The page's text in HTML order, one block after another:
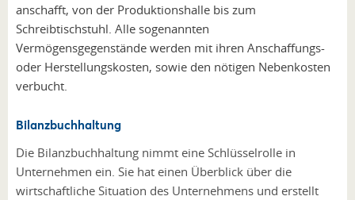
anschafft, von der Produktionshalle bis zum
Schreibtischstuhl. Alle sogenannten
Vermögensgegenstände werden mit ihren Anschaffungs-
oder Herstellungskosten, sowie den nötigen Nebenkosten
verbucht.
Bilanzbuchhaltung
Die Bilanzbuchhaltung nimmt eine Schlüsselrolle in
Unternehmen ein. Sie hat einen Überblick über die
wirtschaftliche Situation des Unternehmens und erstellt